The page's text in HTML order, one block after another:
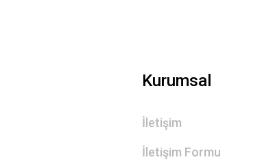
Kurumsal
İletişim
İletişim Formu